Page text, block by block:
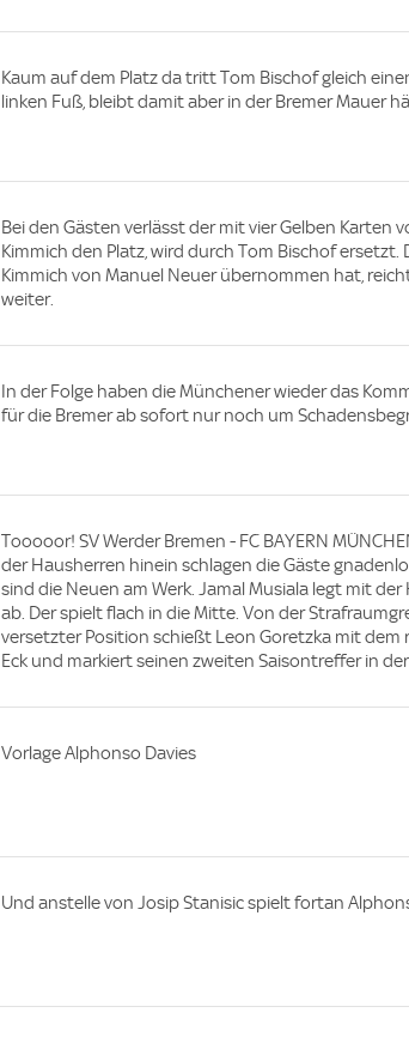
Kaum auf dem Platz da tritt Tom Bischof gleich
linken Fuß, bleibt damit aber in der Bremer Mauer
Bei den Gästen verlässt der mit vier Gelben Karten
Kimmich den Platz, wird durch Tom Bischof ersetzt.
Kimmich von Manuel Neuer übernommen hat,
weiter.
In der Folge haben die Münchener wieder das
für die Bremer ab sofort nur noch um
Tooooor! SV Werder Bremen - FC BAYERN
der Hausherren hinein schlagen die Gäste
sind die Neuen am Werk. Jamal Musiala legt mit
ab. Der spielt flach in die Mitte. Von der
versetzter Position schießt Leon Goretzka mit dem
Eck und markiert seinen zweiten Saisontreffer in
Vorlage Alphonso Davies
Und anstelle von Josip Stanisic spielt fortan